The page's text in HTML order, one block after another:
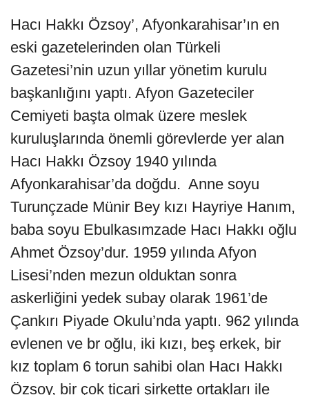
Hacı Hakkı Özsoy’, Afyonkarahisar’ın en
eski gazetelerinden olan Türkeli
Gazetesi’nin uzun yıllar yönetim kurulu
başkanlığını yaptı. Afyon Gazeteciler
Cemiyeti başta olmak üzere meslek
kuruluşlarında önemli görevlerde yer alan
Hacı Hakkı Özsoy 1940 yılında
Afyonkarahisar’da doğdu. Anne soyu
Turunçzade Münir Bey kızı Hayriye Hanım,
baba soyu Ebulkasımzade Hacı Hakkı oğlu
Ahmet Özsoy’dur. 1959 yılında Afyon
Lisesi’nden mezun olduktan sonra
askerliğini yedek subay olarak 1961’de
Çankırı Piyade Okulu’nda yaptı. 962 yılında
evlenen ve br oğlu, iki kızı, beş erkek, bir
kız toplam 6 torun sahibi olan Hacı Hakkı
Özsoy, bir çok ticari şirkette ortakları ile